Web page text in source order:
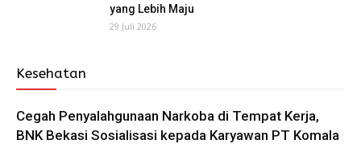
yang Lebih Maju
29 Juli 2026
Kesehatan
Cegah Penyalahgunaan Narkoba di Tempat Kerja,
BNK Bekasi Sosialisasi kepada Karyawan PT Komala